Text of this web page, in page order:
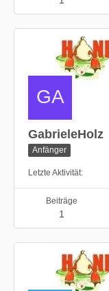
GabrieleHolz
Anfänger
Letzte Aktivität
Beiträge
1